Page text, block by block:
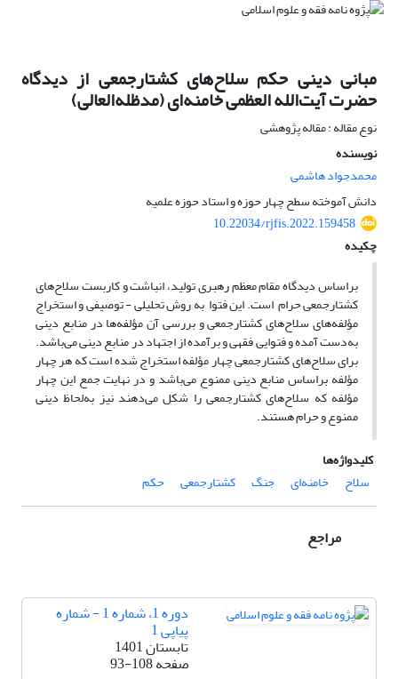
مبانی دینی حکم سلاح‌های کشتارجمعی از دیدگاه
حضرت آیت‌الله العظمی خامنه‌ای (مدظله‌العالی)
نوع مقاله : مقاله پژوهشی
نویسنده
محمدجواد هاشمی
دانش آموخته سطح چهار حوزه و استاد حوزه علمیه
10.22034/rjfis.2022.159458
چکیده
براساس دیدگاه مقام معظم رهبری تولید، انباشت و کاربست سلاح‌های
کشتارجمعی حرام است. این فتوا به روش تحلیلی - توصیفی و استخراج
مؤلفه‌های سلاح‌های کشتارجمعی و بررسی آن مؤلفه‌ها در منابع دینی
به‌دست آمده و فتوایی فقهی و برآمده از اجتهاد در منابع دینی می‌باشد.
برای سلاح‌های کشتارجمعی چهار مؤلفه استخراج شده است که هر چهار
مؤلفه براساس منابع دینی ممنوع می‌باشد و در نهایت جمع این چهار
مؤلفه که سلاح‌های کشتارجمعی را شکل می‌دهند نیز به‌لحاظ دینی
ممنوع و حرام هستند.
کلیدواژه‌ها
سلاح
خامنه‌ای جنگ کشتارجمعی حکم
مراجع
دوره 1، شماره 1 - شماره
پیاپی 1
تابستان 1401
صفحه93-108